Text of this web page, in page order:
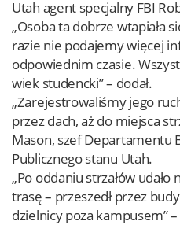
Utah agent specjalny FBI
„Osoba ta dobrze wtapiała
razie nie podajemy więcej
odpowiednim czasie.
wiek studencki” – dodał.
„Zarejestrowaliśmy jego
przez dach, aż do miejsca
Mason, szef Departamentu
Publicznego stanu Utah.
„Po oddaniu strzałów
trasę – przeszedł przez
dzielnicy poza kampusem” –